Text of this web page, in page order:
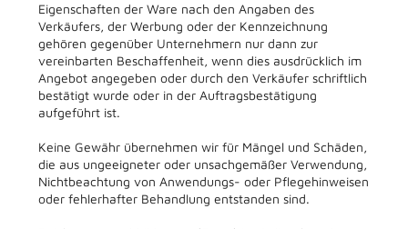
Eigenschaften der Ware nach den Angaben des
Verkäufers, der Werbung oder der Kennzeichnung
gehören gegenüber Unternehmern nur dann zur
vereinbarten Beschaffenheit, wenn dies ausdrücklich im
Angebot angegeben oder durch den Verkäufer schriftlich
bestätigt wurde oder in der Auftragsbestätigung
aufgeführt ist.
Keine Gewähr übernehmen wir für Mängel und Schäden,
die aus ungeeigneter oder unsachgemäßer Verwendung,
Nichtbeachtung von Anwendungs- oder Pflegehinweisen
oder fehlerhafter Behandlung entstanden sind.